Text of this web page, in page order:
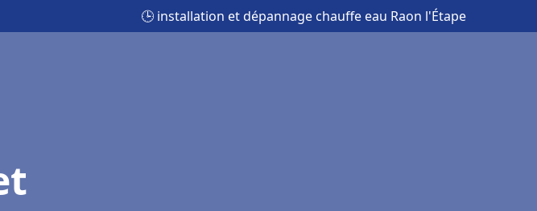
🕒 installation et dépannage chauffe eau Raon l'Étape